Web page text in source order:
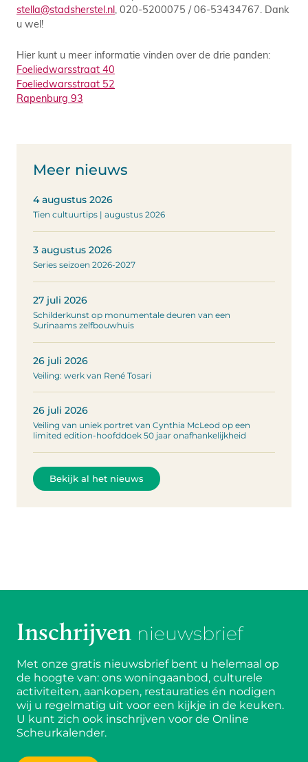
stella@stadsherstel.nl, 020-5200075 / 06-53434767. Dank
u wel!
Hier kunt u meer informatie vinden over de drie panden:
Foeliedwarsstraat 40
Foeliedwarsstraat 52
Rapenburg 93
Meer nieuws
4 augustus 2026
Tien cultuurtips | augustus 2026
3 augustus 2026
Series seizoen 2026-2027
27 juli 2026
Schilderkunst op monumentale deuren van een
Surinaams zelfbouwhuis
26 juli 2026
Veiling: werk van René Tosari
26 juli 2026
Veiling van uniek portret van Cynthia McLeod op een
limited edition-hoofddoek 50 jaar onafhankelijkheid
Bekijk al het nieuws
Inschrijven nieuwsbrief
Met onze gratis nieuwsbrief bent u helemaal op
de hoogte van: ons woningaanbod, culturele
activiteiten, aankopen, restauraties én nodigen
wij u regelmatig uit voor een kijkje in de keuken.
U kunt zich ook inschrijven voor de Online
Scheurkalender.